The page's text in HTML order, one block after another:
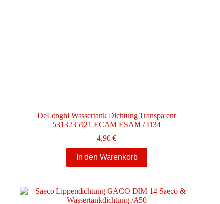
DeLonghi Wassertank Dichtung Transparent
5313235921 ECAM ESAM / D34
4,90€
In den Warenkorb